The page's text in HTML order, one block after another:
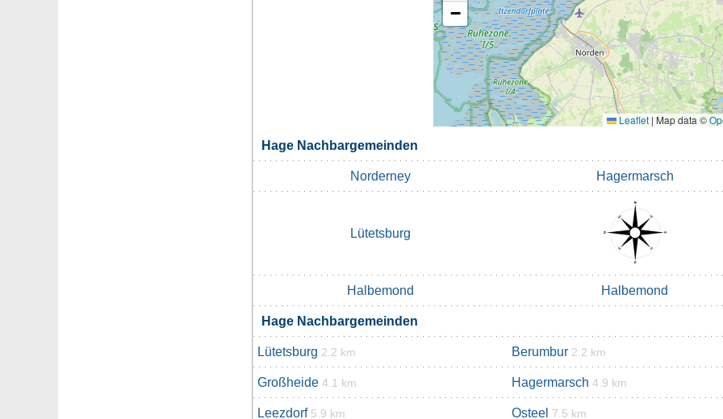
−
Leaflet | Map data ©
Hage Nachbargemeinden
Norderney Hagermarsch
Lütetsburg
Halbemond Halbemond
Hage Nachbargemeinden
Lütetsburg 2.2 km Berumbur 2.2 km
Großheide 4.1 km Hagermarsch 4.9 km
Leezdorf 5.9 km Osteel 7.5 km